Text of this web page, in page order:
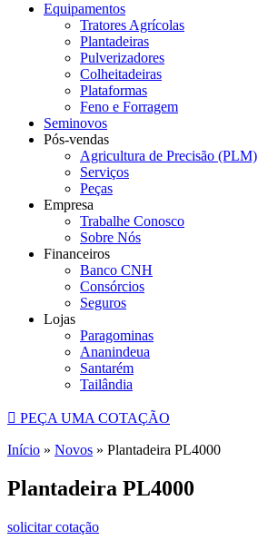
Equipamentos
Tratores Agrícolas
Plantadeiras
Pulverizadores
Colheitadeiras
Plataformas
Feno e Forragem
Seminovos
Pós-vendas
Agricultura de Precisão (PLM)
Serviços
Peças
Empresa
Trabalhe Conosco
Sobre Nós
Financeiros
Banco CNH
Consórcios
Seguros
Lojas
Paragominas
Ananindeua
Santarém
Tailândia
PEÇA UMA COTAÇÃO
Início » Novos » Plantadeira PL4000
Plantadeira PL4000
solicitar cotação